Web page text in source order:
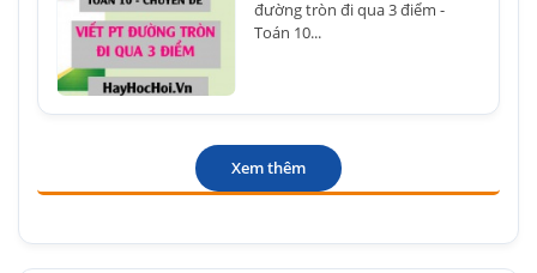
đường tròn đi qua 3 điểm -
Toán 10...
Xem thêm